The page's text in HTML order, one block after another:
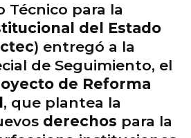
Técnico para la
del Estado
) entregó a la
de Seguimiento, el
de Reforma
, que plantea la
derechos para la